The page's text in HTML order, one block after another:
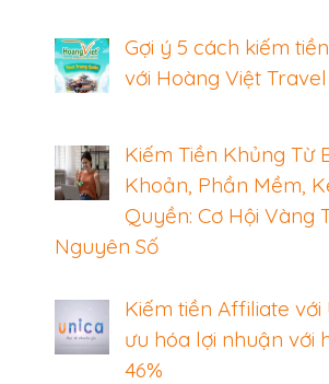
Gợi ý 5 cách kiếm
với Hoàng Việt Travel
Kiếm Tiền Khủng Từ
Khoản, Phần Mềm,
Quyền: Cơ Hội Vàng
Nguyên Số
Kiếm tiền Affiliate với
ưu hóa lợi nhuận với
46%